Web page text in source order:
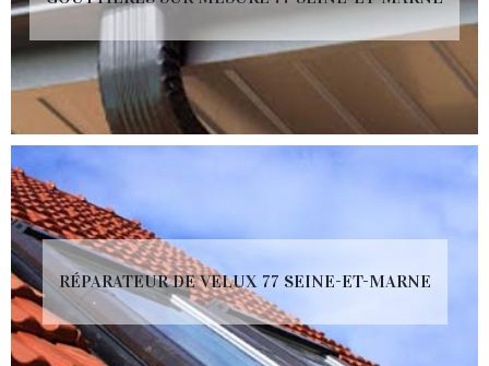
RÉPARATEUR DE VELUX 77 SEINE-ET-MARNE